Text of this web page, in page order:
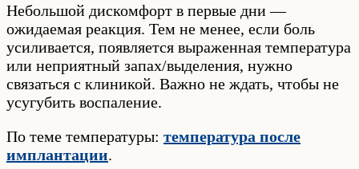
Небольшой дискомфорт в первые дни —
ожидаемая реакция. Тем не менее, если боль
усиливается, появляется выраженная температура
или неприятный запах/выделения, нужно
связаться с клиникой. Важно не ждать, чтобы не
усугубить воспаление.
По теме температуры: температура после
имплантации.